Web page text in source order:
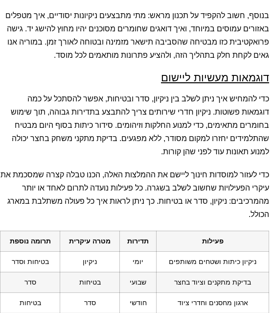
בנוסף, חשוב להקפיד על תכנון מראש: מתי מתבצעים ניקיונות יסודיים, איך מטפלים
באזורים עמוסים במיוחד, ואיך דואגים שחומרים מסוכנים יהיו מחוץ להישג יד. גישה
פרואקטיבית כזו מבטיחה שהסביבה תישאר מזמינה ובטוחה לאורך זמן. במוריה אנו
גאים לקחת חלק בתהליך הזה, ולהציע פתרונות מותאמים לכל מוסד.
דוגמאות מעשיות ליישום
כדי להמחיש איך ניתן לשלב בין ניקיון, סדר ובטיחות, אפשר להסתכל על כמה
דוגמאות פשוטות. ניקיון חדרי שירותים צריך להתבצע בתדירות גבוהה, תוך שימוש
בחומרים מתאימים, כדי למנוע החלקות וזיהומים. סידור כיתות בסוף היום מבטיח
שהתלמידים יחזרו למקום מסודר, ללא מפגעים. בדיקת מתקני משחק בחצר יכולה
למנוע תאונות עוד לפני שהן קורות.
כדי לעזור למוסדות חינוך ליישם את ההמלצות האלה, הכנו טבלה קצרה שמסכמת את
עיקרי הפעילויות שחשוב לשלב בשגרה. כל פעילות נועדה לתרום לאחד או יותר
מהמרכיבים: ניקיון, סדר או בטיחות. כך ניתן לראות איך כל פעולה משתלבת במארג
הכולל.
פעילות תדירות מטרה עיקרית תרומה נוספת
ניקיון כיתות ושטחים משותפים יומי ניקיון בטיחות וסדר
בדיקת מתקנים וציוד בחצר שבועי בטיחות סדר
ארגון מחסנים וחדרי ציוד חודשי סדר בטיחות